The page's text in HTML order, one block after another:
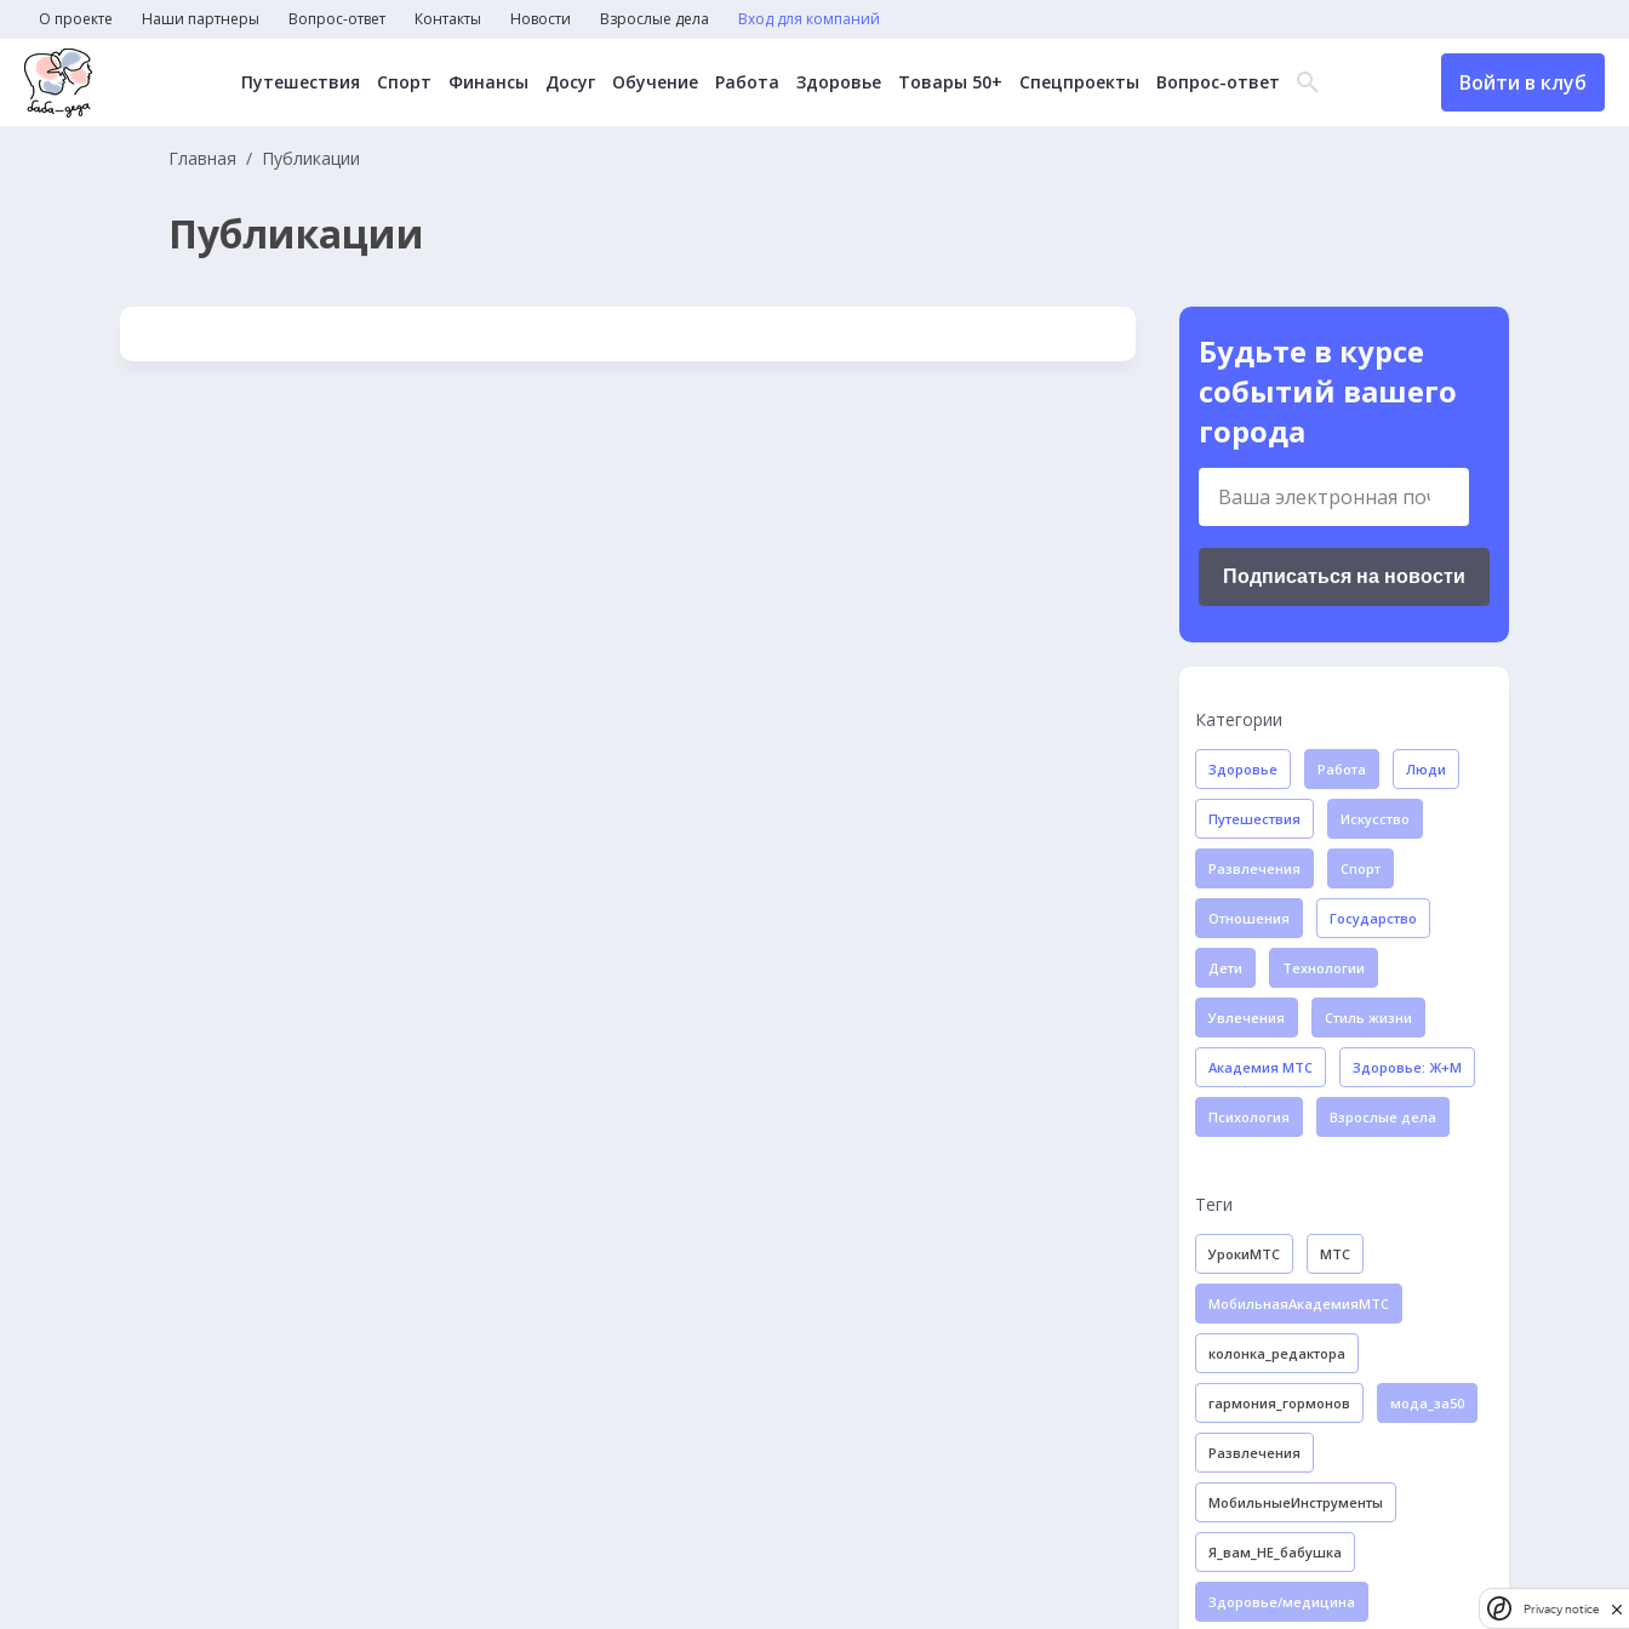
О проекте Наши партнеры Вопрос-ответ Контакты Новости Взрослые дела Вход для компаний
Путешествия Спорт Финансы Досуг Обучение Работа Здоровье Товары 50+ Спецпроекты Вопрос-ответ Войти в клуб
Главная Публикации
Публикации
Будьте в курсе
событий вашего
города
Подписаться на новости
Категории
Здоровье Работа Люди
Путешествия Искусство
Развлечения Спорт
Отношения Государство
Дети Технологии
Увлечения Стиль жизни
Академия МТС Здоровье: Ж+М
Психология Взрослые дела
Теги
УрокиМТС МТС
МобильнаяАкадемияМТС
колонка_редактора
гармония_гормонов мода_за50
Развлечения
МобильныеИнструменты
Я_вам_НЕ_бабушка
Здоровье/медицина Privacy notice